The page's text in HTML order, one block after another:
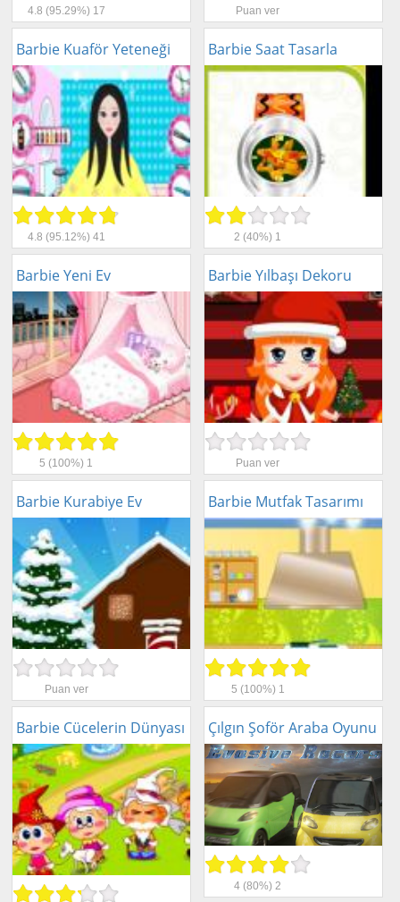
Beceri
Komik
Macera
Mario
Savaş
Spor
Yemek
4.8 (95.29%) 17 Puan ver
Barbie Kuaför Yeteneği
4.8 (95.12%) 41
Barbie Saat Tasarla
2 (40%) 1
Barbie Yeni Ev
5 (100%) 1
Barbie Yılbaşı Dekoru
Puan ver
Barbie Kurabiye Ev
Puan ver
Barbie Mutfak Tasarımı
5 (100%) 1
Barbie Cücelerin Dünyası Çılgın Şoför Araba Oyunu
4 (80%)2